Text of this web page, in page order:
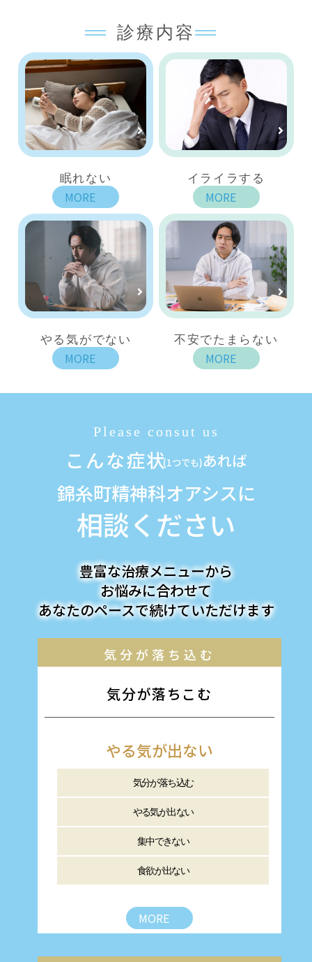
診療内容
眠れない
MORE
イライラする
MORE
やる気がでない
MORE
不安でたまらない
MORE
こんな症状(1つでも)あれば
錦糸町精神科オアシスに
相談ください
豊富な治療メニューから
お悩みに合わせて
あなたのペースで続けていただけます
気分が落ち込む
気分が落ちこむ
やる気が出ない
気分が落ち込む
やる気が出ない
集中できない
食欲が出ない
MORE